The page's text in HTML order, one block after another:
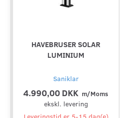
HAVEBRUSER SOLAR
LUMINIUM
Saniklar
4.990,00 DKK m/Moms
ekskl. levering